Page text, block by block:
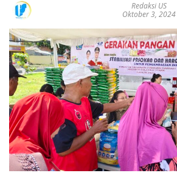
Redaksi US
Oktober 3, 2024